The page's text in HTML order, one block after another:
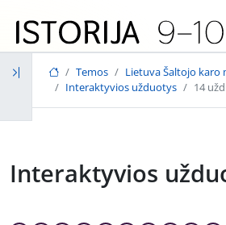
Temos
Lietuva Šaltojo karo
Interaktyvios užduotys
14
Interaktyvios